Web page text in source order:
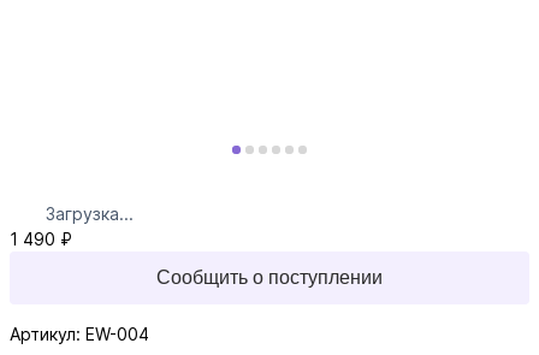
Загрузка...
1 490 ₽
Сообщить о поступлении
Артикул: EW-004